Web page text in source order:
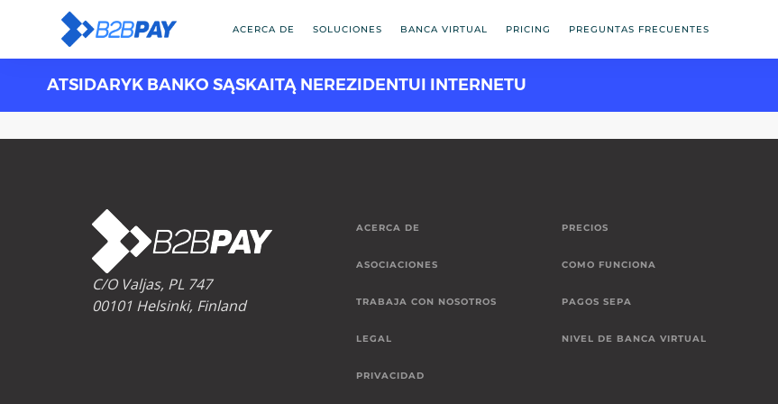
ACERCA DE SOLUCIONES BANCA VIRTUAL PRICING PREGUNTAS FRECUENTES
ATSIDARYK BANKO SĄSKAITĄ NEREZIDENTUI INTERNETU
C/O Valjas, PL 747
00101 Helsinki, Finland
ACERCA DE
ASOCIACIONES
TRABAJA CON NOSOTROS
LEGAL
PRIVACIDAD
PRECIOS
COMO FUNCIONA
PAGOS SEPA
NIVEL DE BANCA VIRTUAL